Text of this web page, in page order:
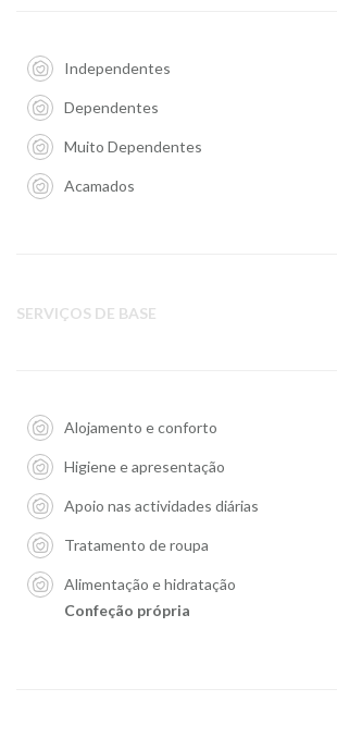
Independentes
Dependentes
Muito Dependentes
Acamados
SERVIÇOS DE BASE
Alojamento e conforto
Higiene e apresentação
Apoio nas actividades diárias
Tratamento de roupa
Alimentação e hidratação
Confeção própria